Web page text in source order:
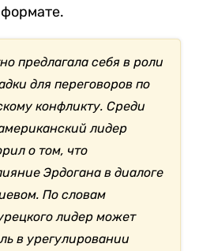
предлагала себя в роли
для переговоров по
конфликту. Среди
лидер
о том, что
Эрдогана в диалоге
По словам
лидер может
в урегулировании